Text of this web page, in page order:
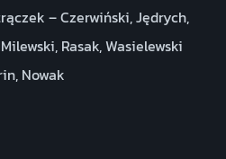
– Czerwiński, Jędrych,
Rasak, Wasielewski
Nowak